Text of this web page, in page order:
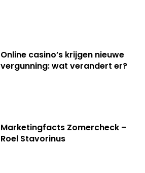
Online casino’s krijgen nieuwe
vergunning: wat verandert er?
Marketingfacts Zomercheck –
Roel Stavorinus